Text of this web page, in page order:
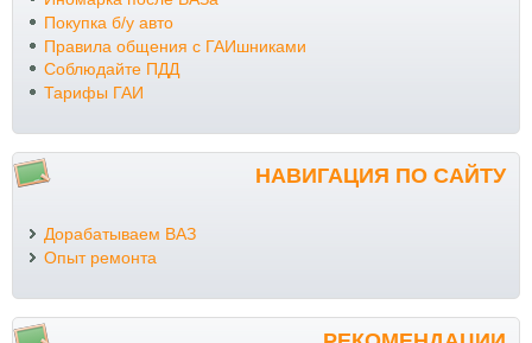
Покупка б/у авто
Правила общения с ГАИшниками
Соблюдайте ПДД
Тарифы ГАИ
НАВИГАЦИЯ ПО САЙТУ
Дорабатываем ВАЗ
Опыт ремонта